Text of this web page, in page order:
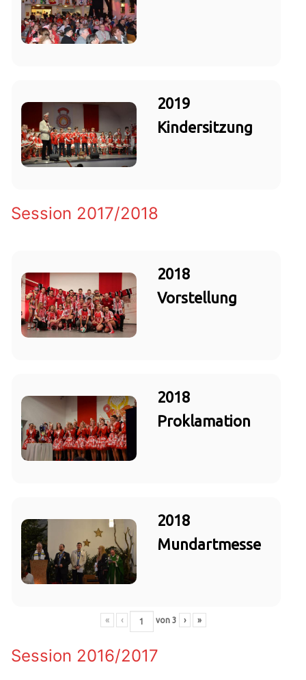
2019
Kindersitzung
Session 2017/2018
2018
Vorstellung
2018
Proklamation
2018
Mundartmesse
« ‹ von 3 › »
Session 2016/2017